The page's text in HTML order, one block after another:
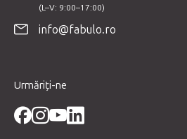
info@fabulo.ro
Urmăriți-ne